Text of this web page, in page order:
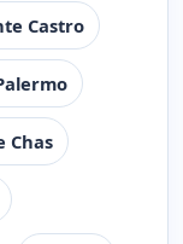
Castro
Chas